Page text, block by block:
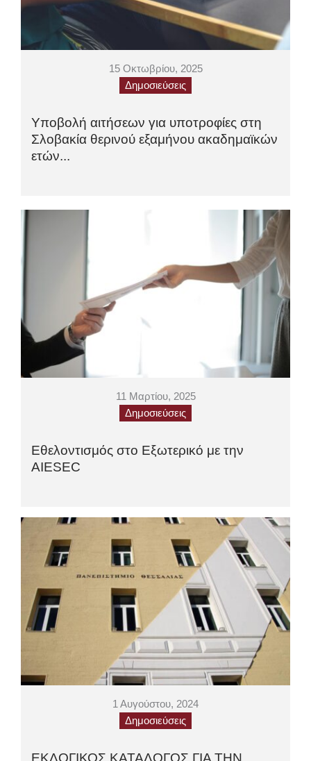
15 Οκτωβρίου, 2025
Δημοσιεύσεις
Υποβολή αιτήσεων για υποτροφίες στη
Σλοβακία θερινού εξαμήνου ακαδημαϊκών
ετών...
11 Μαρτίου, 2025
Δημοσιεύσεις
Εθελοντισμός στο Εξωτερικό με την
AIESEC
1 Αυγούστου, 2024
Δημοσιεύσεις